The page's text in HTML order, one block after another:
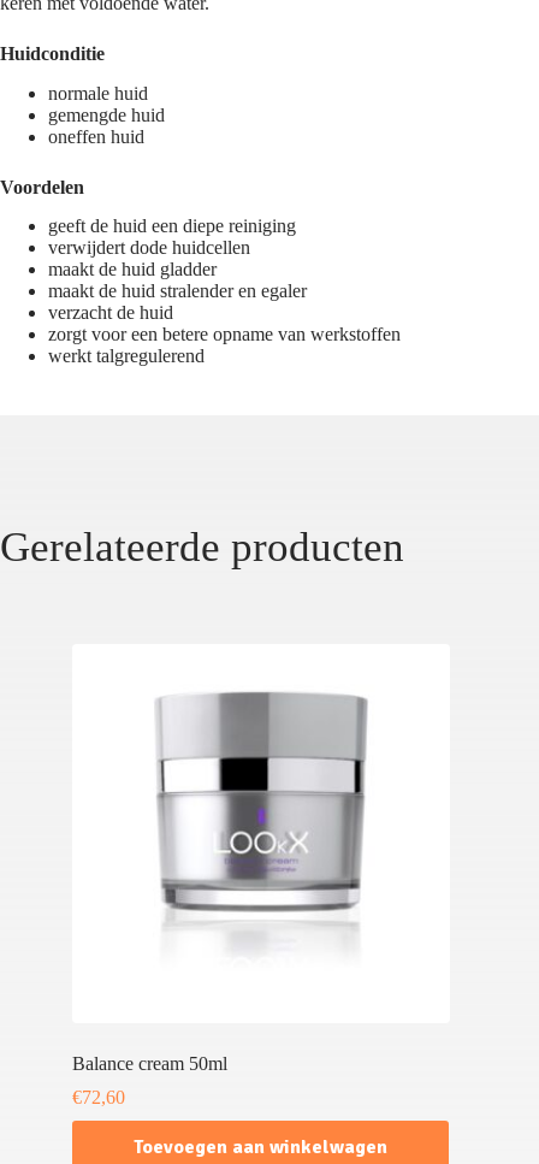
Huidconditie
normale huid
gemengde huid
oneffen huid
Voordelen
geeft de huid een diepe reiniging
verwijdert dode huidcellen
maakt de huid gladder
maakt de huid stralender en egaler
verzacht de huid
zorgt voor een betere opname van werkstoffen
werkt talgregulerend
Gerelateerde producten
Balance cream 50ml
€72,60
Toevoegen aan winkelwagen